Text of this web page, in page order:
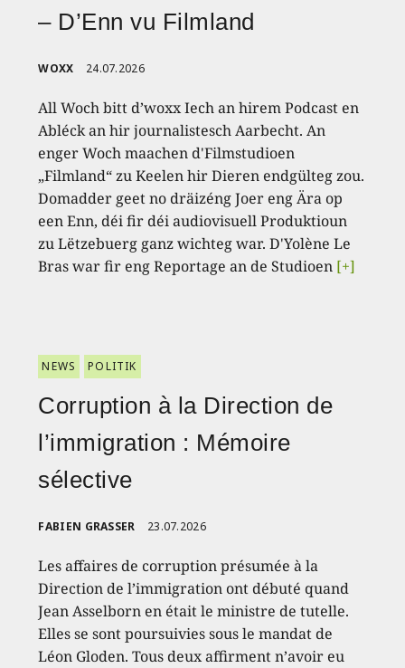
– D’Enn vu Filmland
WOXX 24.07.2026
All Woch bitt d’woxx Iech an hirem Podcast en
Abléck an hir journalistesch Aarbecht. An
enger Woch maachen d'Filmstudioen
„Filmland“ zu Keelen hir Dieren endgülteg zou.
Domadder geet no dräizéng Joer eng Ära op
een Enn, déi fir déi audiovisuell Produktioun
zu Lëtzebuerg ganz wichteg war. D'Yolène Le
Bras war fir eng Reportage an de Studioen [+]
NEWS POLITIK
Corruption à la Direction de
l’immigration : Mémoire
sélective
FABIEN GRASSER 23.07.2026
Les affaires de corruption présumée à la
Direction de l’immigration ont débuté quand
Jean Asselborn en était le ministre de tutelle.
Elles se sont poursuivies sous le mandat de
Léon Gloden. Tous deux affirment n’avoir eu